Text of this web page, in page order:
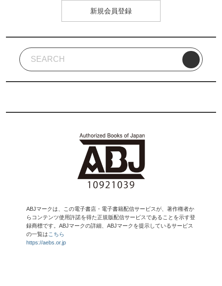
新規会員登録
ABJマークは、この電子書店・電子書籍配信サービスが、著作権者か
らコンテンツ使用許諾を得た正規版配信サービスであることを示す登
録商標です。ABJマークの詳細、ABJマークを提示しているサービス
の一覧は こちら
https://aebs.or.jp